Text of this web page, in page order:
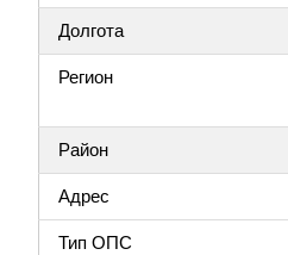
Долгота
Регион
Район
Адрес
Тип ОПС